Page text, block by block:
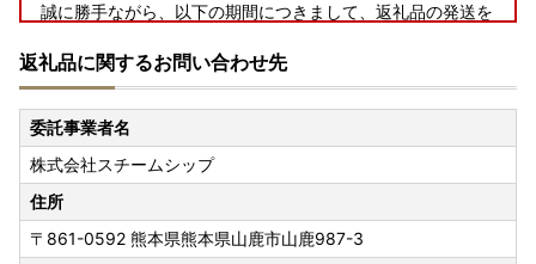
誠に勝手ながら、以下の期間につきまして、返礼品の発送を
≪お盆休み≫
【発送停止期間】8月5日〜8月16日
※日時指定・定期便・季節ものは除く
≪シルバーウィーク≫
【発送停止期間】9月14日〜9月27日
※日時指定・定期便・季節ものは除く
返礼品に関するお問い合わせ先
委託事業者名
株式会社スチームシップ
住所
〒861-0592 熊本県熊本県山鹿市山鹿987-3